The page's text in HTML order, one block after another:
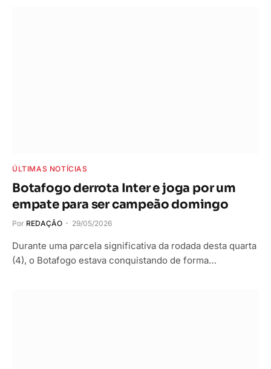
ÚLTIMAS NOTÍCIAS
Botafogo derrota Inter e joga por um
empate para ser campeão domingo
Por REDAÇÃO 29/05/2026
Durante uma parcela significativa da rodada desta quarta
(4), o Botafogo estava conquistando de forma…